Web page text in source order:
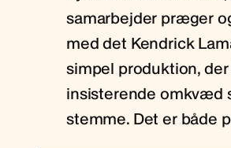
samarbejder præger
med det Kendrick
simpel produktion,
insisterende omkvæd
stemme. Det er både